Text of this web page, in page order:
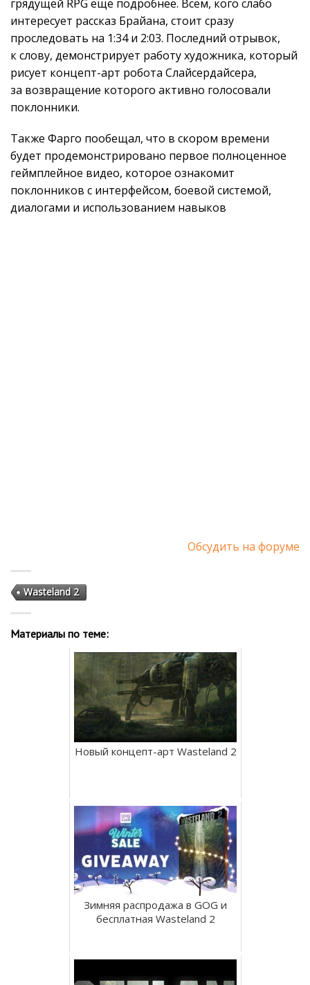
грядущей RPG еще подробнее. Всем, кого слабо
интересует рассказ Брайана, стоит сразу
проследовать на 1:34 и 2:03. Последний отрывок,
к слову, демонстрирует работу художника, который
рисует концепт-арт робота Слайсердайсера,
за возвращение которого активно голосовали
поклонники.
Также Фарго пообещал, что в скором времени
будет продемонстрировано первое полноценное
геймплейное видео, которое ознакомит
поклонников с интерфейсом, боевой системой,
диалогами и использованием навыков
Обсудить на форуме
Wasteland 2
Материалы по теме:
Новый концепт-арт Wasteland 2
Зимняя распродажа в GOG и
бесплатная Wasteland 2